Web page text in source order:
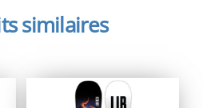
similaires